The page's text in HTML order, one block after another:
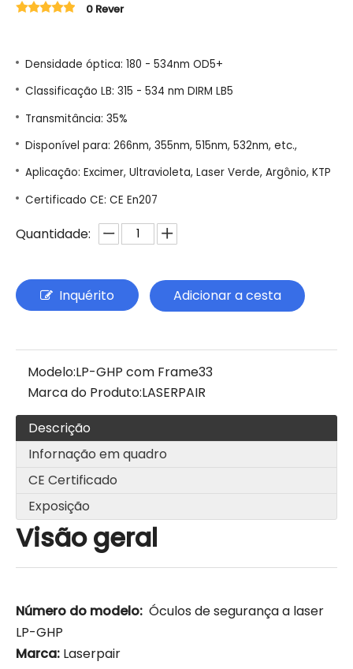
0 Rever
Densidade óptica: 180 - 534nm OD5+
Classificação LB: 315 - 534 nm DIRM LB5
Transmitância: 35%
Disponível para: 266nm, 355nm, 515nm, 532nm, etc.,
Aplicação: Excimer, Ultravioleta, Laser Verde, Argônio, KTP
Certificado CE: CE En207
Quantidade:
Inquérito Adicionar a cesta
Modelo:LP-GHP com Frame33
Marca do Produto:LASERPAIR
Descrição
Infornação em quadro
CE Certificado
Exposição
Visão geral
Número do modelo: Óculos de segurança a laser
LP-GHP
Marca: Laserpair